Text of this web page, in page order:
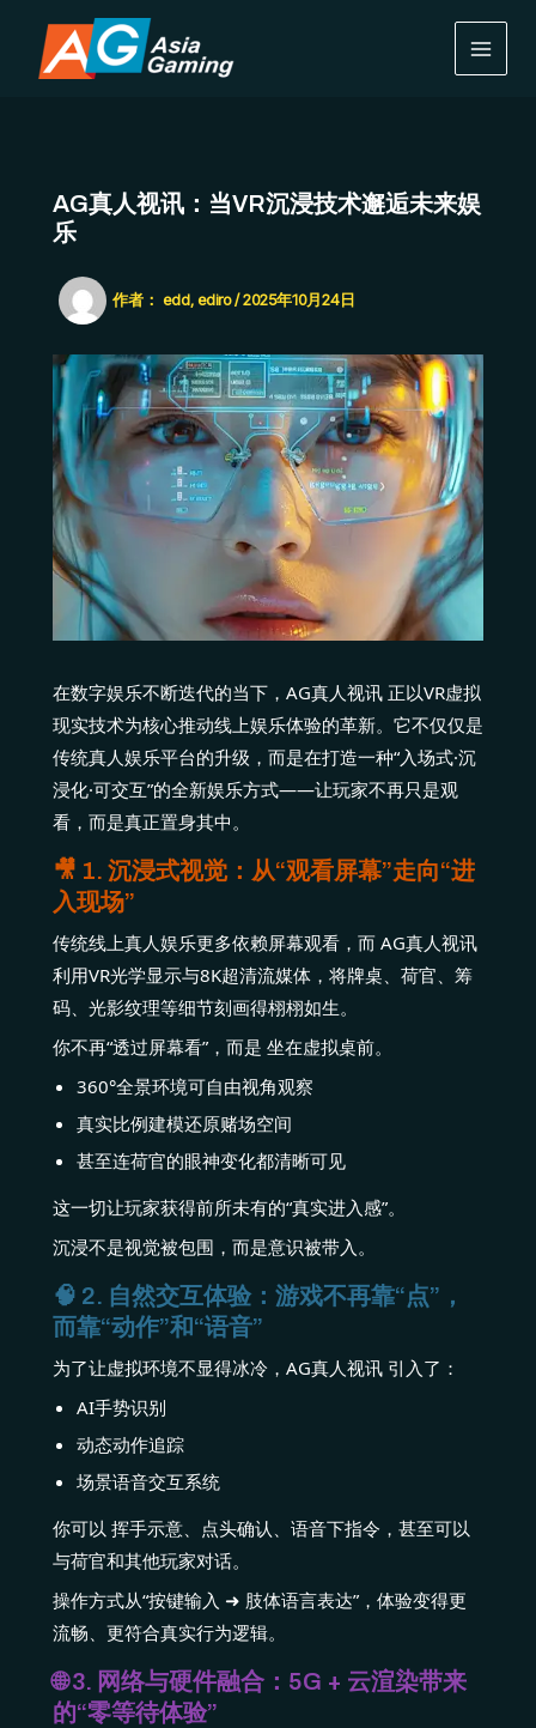
MAIN
AG真人视讯：当VR沉浸技术邂逅未来娱
乐
作者： edd, ediro/2025年10月24日
在数字娱乐不断迭代的当下，AG真人视讯 正以VR虚拟
现实技术为核心推动线上娱乐体验的革新。它不仅仅是
传统真人娱乐平台的升级，而是在打造一种“入场式·沉
浸化·可交互”的全新娱乐方式——让玩家不再只是观
看，而是真正置身其中。
🎥 1. 沉浸式视觉：从“观看屏幕”走向“进
入现场”
传统线上真人娱乐更多依赖屏幕观看，而 AG真人视讯
利用VR光学显示与8K超清流媒体，将牌桌、荷官、筹
码、光影纹理等细节刻画得栩栩如生。
你不再“透过屏幕看”，而是 坐在虚拟桌前。
360°全景环境可自由视角观察
真实比例建模还原赌场空间
甚至连荷官的眼神变化都清晰可见
这一切让玩家获得前所未有的“真实进入感”。
沉浸不是视觉被包围，而是意识被带入。
🧠 2. 自然交互体验：游戏不再靠“点”，
而靠“动作”和“语音”
为了让虚拟环境不显得冰冷，AG真人视讯 引入了：
AI手势识别
动态动作追踪
场景语音交互系统
你可以 挥手示意、点头确认、语音下指令，甚至可以
与荷官和其他玩家对话。
操作方式从“按键输入 ➜ 肢体语言表达”，体验变得更
流畅、更符合真实行为逻辑。
🌐 3. 网络与硬件融合：5G + 云渲染带来
的“零等待体验”